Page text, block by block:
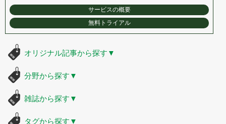
サービスの概要
無料トライアル
オリジナル記事から探す ▼
分野から探す ▼
雑誌から探す ▼
タグから探す ▼